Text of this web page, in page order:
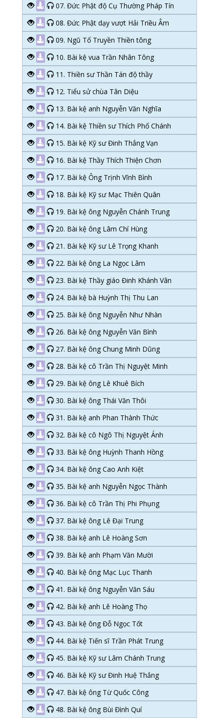
07. Đức Phật độ Cụ Thường Pháp Tín
08. Đức Phật dạy vượt Hải Triều Âm
09. Ngũ Tổ Truyền Thiền tông
10. Bài kệ vua Trần Nhân Tông
11. Thiền sư Thần Tán độ thầy
12. Tiểu sử chùa Tân Diệu
13. Bài kệ anh Nguyễn Văn Nghĩa
14. Bài kệ Thiền sư Thích Phổ Chánh
15. Bài kệ Kỹ sư Đinh Thắng Vạn
16. Bài kệ Thầy Thích Thiện Chơn
17. Bài kệ Ông Trịnh Vĩnh Bình
18. Bài kệ Kỹ sư Mạc Thiên Quân
19. Bài kệ ông Nguyễn Chánh Trung
20. Bài kệ ông Lâm Chí Hùng
21. Bài kệ Kỹ sư Lê Trọng Khanh
22. Bài kệ ông La Ngọc Lâm
23. Bài kệ Thầy giáo Đinh Khánh Vân
24. Bài kệ bà Huỳnh Thị Thu Lan
25. Bài kệ ông Nguyễn Như Nhàn
26. Bài kệ ông Nguyễn Văn Bình
27. Bài kệ ông Chung Minh Dũng
28. Bài kệ cô Trần Thị Nguyệt Minh
29. Bài kệ ông Lê Khuê Bích
30. Bài kệ ông Thái Văn Thôi
31. Bài kệ anh Phan Thành Thức
32. Bài kệ cô Ngô Thị Nguyệt Ánh
33. Bài kệ ông Huỳnh Thanh Hồng
34. Bài kệ ông Cao Anh Kiệt
35. Bài kệ anh Nguyễn Ngọc Thành
36. Bài kệ cô Trần Thị Phi Phụng
37. Bài kệ ông Lê Đại Trung
38. Bài kệ anh Lê Hoàng Sơn
39. Bài kệ anh Phạm Văn Mười
40. Bài kệ ông Mạc Lục Thanh
41. Bài kệ ông Nguyễn Văn Sáu
42. Bài kệ anh Lê Hoàng Thọ
43. Bài kệ ông Đỗ Ngọc Tốt
44. Bài kệ Tiến sĩ Trần Phát Trung
45. Bài kệ Kỹ sư Lâm Chánh Trung
46. Bài kệ Kỹ sư Đinh Huệ Thắng
47. Bài kệ ông Từ Quốc Công
48. Bài kệ ông Bùi Đình Quí